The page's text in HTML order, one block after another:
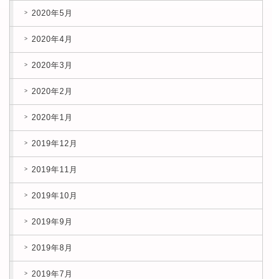
2020年5月
2020年4月
2020年3月
2020年2月
2020年1月
2019年12月
2019年11月
2019年10月
2019年9月
2019年8月
2019年7月